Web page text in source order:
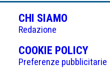
CHI SIAMO
Redazione
COOKIE POLICY(APRE
IN
Preferenze pubblicitarie